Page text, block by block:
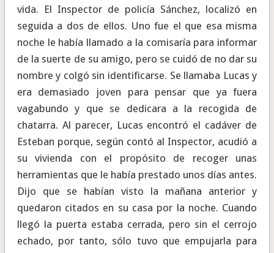
vida. El Inspector de policía Sánchez, localizó en
seguida a dos de ellos. Uno fue el que esa misma
noche le había llamado a la comisaría para informar
de la suerte de su amigo, pero se cuidó de no dar su
nombre y colgó sin identificarse. Se llamaba Lucas y
era demasiado joven para pensar que ya fuera
vagabundo y que se dedicara a la recogida de
chatarra. Al parecer, Lucas encontró el cadáver de
Esteban porque, según contó al Inspector, acudió a
su vivienda con el propósito de recoger unas
herramientas que le había prestado unos días antes.
Dijo que se habían visto la mañana anterior y
quedaron citados en su casa por la noche. Cuando
llegó la puerta estaba cerrada, pero sin el cerrojo
echado, por tanto, sólo tuvo que empujarla para